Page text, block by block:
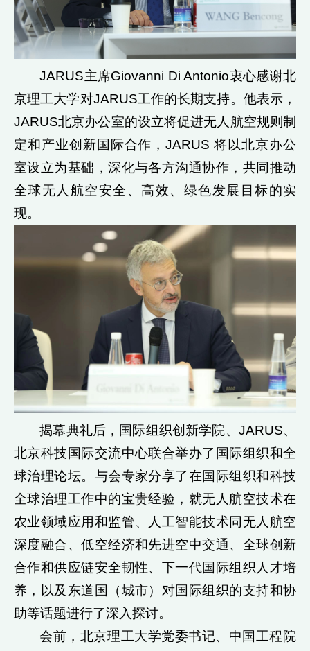
JARUS主席Giovanni Di Antonio衷心感谢北
京理工大学对JARUS工作的长期支持。他表示，
JARUS北京办公室的设立将促进无人航空规则制
定和产业创新国际合作，JARUS 将以北京办公
室设立为基础，深化与各方沟通协作，共同推动
全球无人航空安全、高效、绿色发展目标的实
现。
揭幕典礼后，国际组织创新学院、JARUS、
北京科技国际交流中心联合举办了国际组织和全
球治理论坛。与会专家分享了在国际组织和科技
全球治理工作中的宝贵经验，就无人航空技术在
农业领域应用和监管、人工智能技术同无人航空
深度融合、低空经济和先进空中交通、全球创新
合作和供应链安全韧性、下一代国际组织人才培
养，以及东道国（城市）对国际组织的支持和协
助等话题进行了深入探讨。
会前，北京理工大学党委书记、中国工程院